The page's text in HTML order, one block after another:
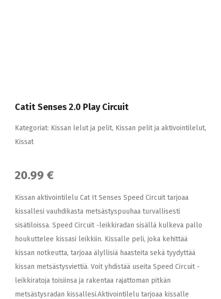
Catit Senses 2.0 Play Circuit
Kategoriat: Kissan lelut ja pelit, Kissan pelit ja aktivointilelut,
Kissat
20.99 €
Kissan aktivointilelu Cat It Senses Speed Circuit tarjoaa
kissallesi vauhdikasta metsästyspuuhaa turvallisesti
sisätiloissa. Speed Circuit -leikkiradan sisällä kulkeva pallo
houkuttelee kissasi leikkiin. Kissalle peli, joka kehittää
kissan notkeutta, tarjoaa älyllisiä haasteita sekä tyydyttää
kissan metsästysviettiä. Voit yhdistää useita Speed Circuit -
leikkiratoja toisiinsa ja rakentaa rajattoman pitkän
metsästysradan kissallesi.Aktivointilelu tarjoaa kissalle